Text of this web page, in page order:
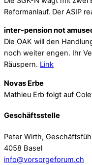
Reformanlauf. Der ASIP
inter-pension not
Die OAK will den
noch weiter engen. Ihr
Räuspern. Link
Novas Erbe
Mathieu Erb folgt auf
Geschäftsstelle
Peter Wirth,
4058 Basel
info@vorsorgeforum.ch